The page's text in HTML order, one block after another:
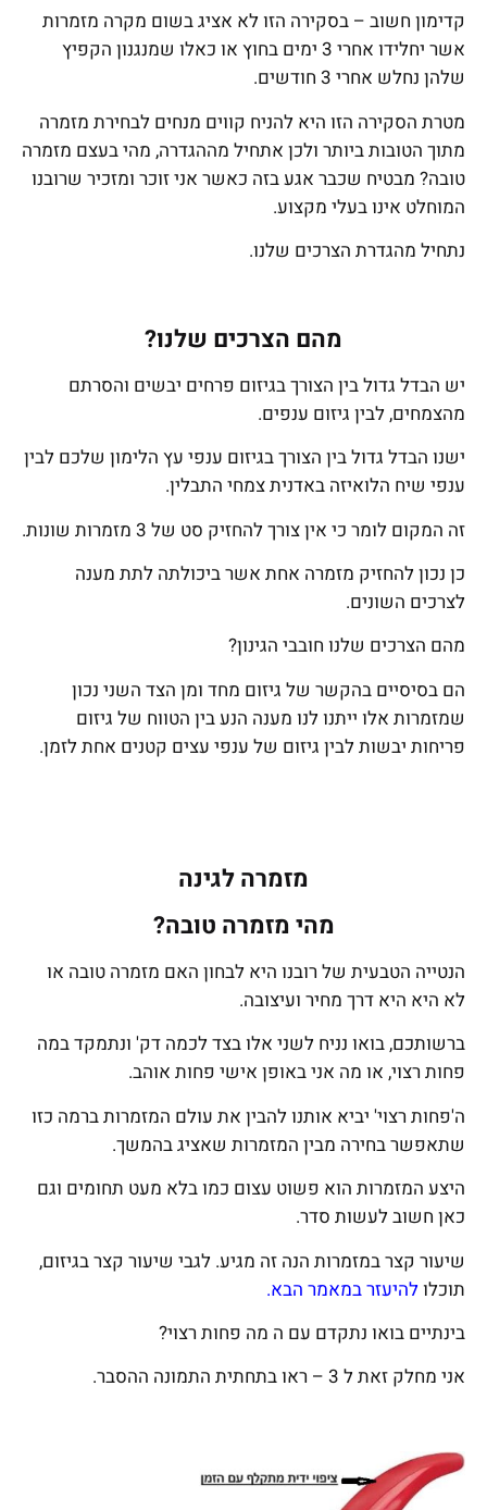
קדימון חשוב – בסקירה הזו לא אציג בשום מקרה מזמרות
אשר יחלידו אחרי 3 ימים בחוץ או כאלו שמנגנון הקפיץ
שלהן נחלש אחרי 3 חודשים.
מטרת הסקירה הזו היא להניח קווים מנחים לבחירת מזמרה
מתוך הטובות ביותר ולכן אתחיל מההגדרה, מהי בעצם מזמרה
טובה? מבטיח שכבר אגע בזה כאשר אני זוכר ומזכיר שרובנו
המוחלט אינו בעלי מקצוע.
נתחיל מהגדרת הצרכים שלנו.
מהם הצרכים שלנו?
יש הבדל גדול בין הצורך בגיזום פרחים יבשים והסרתם
מהצמחים, לבין גיזום ענפים.
ישנו הבדל גדול בין הצורך בגיזום ענפי עץ הלימון שלכם לבין
ענפי שיח הלואיזה באדנית צמחי התבלין.
זה המקום לומר כי אין צורך להחזיק סט של 3 מזמרות שונות.
כן נכון להחזיק מזמרה אחת אשר ביכולתה לתת מענה
לצרכים השונים.
מהם הצרכים שלנו חובבי הגינון?
הם בסיסיים בהקשר של גיזום מחד ומן הצד השני נכון
שמזמרות אלו ייתנו לנו מענה הנע בין הטווח של גיזום
פריחות יבשות לבין גיזום של ענפי עצים קטנים אחת לזמן.
מזמרה לגינה
מהי מזמרה טובה?
הנטייה הטבעית של רובנו היא לבחון האם מזמרה טובה או
לא היא היא דרך מחיר ועיצובה.
ברשותכם, בואו נניח לשני אלו בצד לכמה דק' ונתמקד במה
פחות רצוי, או מה אני באופן אישי פחות אוהב.
ה'פחות רצוי' יביא אותנו להבין את עולם המזמרות ברמה כזו
שתאפשר בחירה מבין המזמרות שאציג בהמשך.
היצע המזמרות הוא פשוט עצום כמו בלא מעט תחומים וגם
כאן חשוב לעשות סדר.
שיעור קצר במזמרות הנה זה מגיע. לגבי שיעור קצר בגיזום,
תוכלולהיעזר במאמר הבא.
בינתיים בואו נתקדם עם ה מה פחות רצוי?
אני מחלק זאת ל 3 – ראו בתחתית התמונה ההסבר.